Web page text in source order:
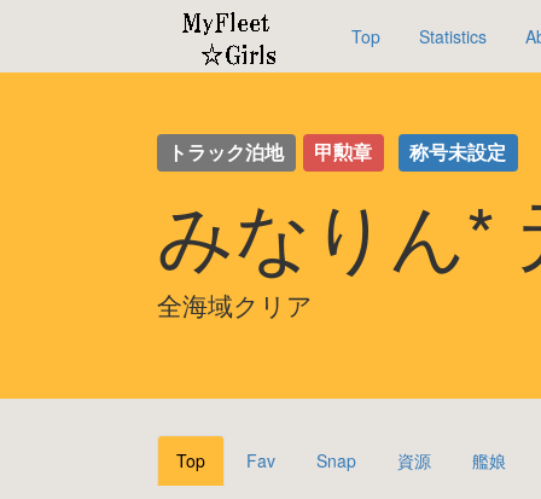
Top Statistics
トラック泊地 甲勲章 称号未設定
みなりん*
全海域クリア
Top Fav Snap 資源 艦娘